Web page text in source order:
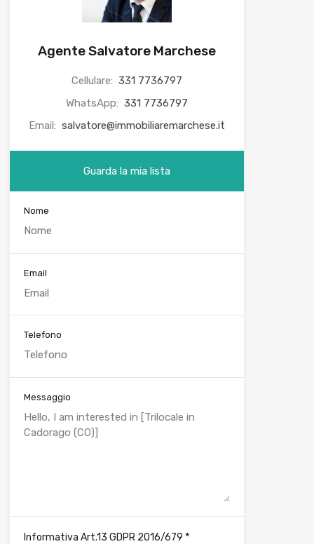
Agente Salvatore Marchese
Cellulare: 331 7736797
WhatsApp: 331 7736797
Email: salvatore@immobiliaremarchese.it
Guarda la mia lista
Nome
Email
Telefono
Messaggio
Informativa Art.13 GDPR 2016/679 *